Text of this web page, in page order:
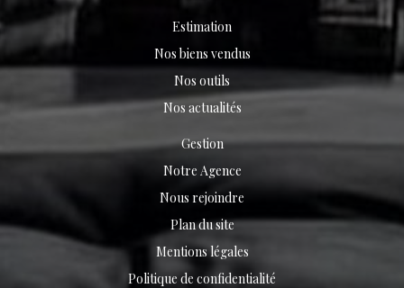
Estimation
Nos biens vendus
Nos outils
Nos actualités
Gestion
Notre Agence
Nous rejoindre
Plan du site
Mentions légales
Politique de confidentialité